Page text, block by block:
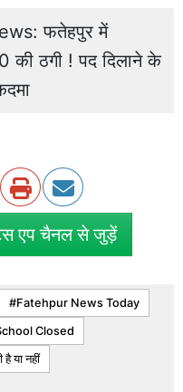
फतेहपुर में
की ठगी ! पद दिलाने के
एप चैनल से जुड़ें
Fatehpur News Today
Closed
या नहीं